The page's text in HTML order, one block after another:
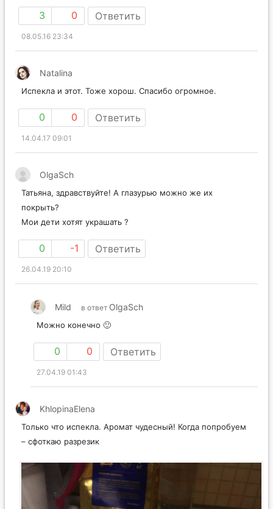
3 0 Ответить
08.05.16 23:34
Natalina
Испекла и этот. Тоже хорош. Спасибо огромное.
0 0 Ответить
14.04.17 09:01
OlgaSch
Татьяна, здравствуйте! А глазурью можно же их
покрыть?
Мои дети хотят украшать ?
0 -1 Ответить
26.04.19 20:10
Mild в ответ OlgaSch
Можно конечно 🙂
0 0 Ответить
27.04.19 01:43
KhlopinaElena
Только что испекла. Аромат чудесный! Когда попробуем
– сфоткаю разрезик